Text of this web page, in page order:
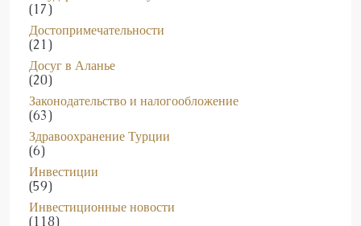
Достопримечательности
(21)
Досуг в Аланье
(20)
Законодательство и налогообложение
(63)
Здравоохранение Турции
(6)
Инвестиции
(59)
Инвестиционные новости
(118)
Коммерческая Недвижимость